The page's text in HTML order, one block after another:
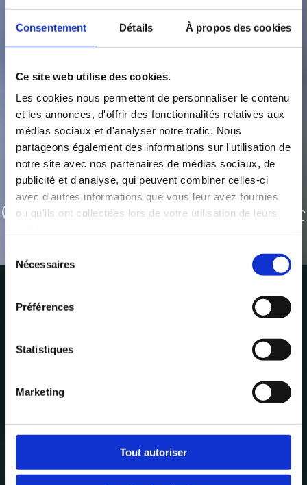
Consentement Détails À propos des cookies
Ce site web utilise des cookies.
Les cookies nous permettent de personnaliser le contenu
et les annonces, d'offrir des fonctionnalités relatives aux
médias sociaux et d'analyser notre trafic. Nous
partageons également des informations sur l'utilisation de
notre site avec nos partenaires de médias sociaux, de
publicité et d'analyse, qui peuvent combiner celles-ci
avec d'autres informations que vous leur avez fournies
ou qu'ils ont collectées lors de votre utilisation de leurs
du Nécessaires
Préférences
Statistiques
Marketing
Tout autoriser
Offrez-vous les plaisirs d'une
vie
tropical chic